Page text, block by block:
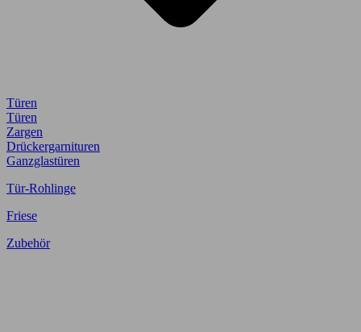
Türen
Türen
Zargen
Drückergarnituren
Ganzglastüren
Tür-Rohlinge
Friese
Zubehör